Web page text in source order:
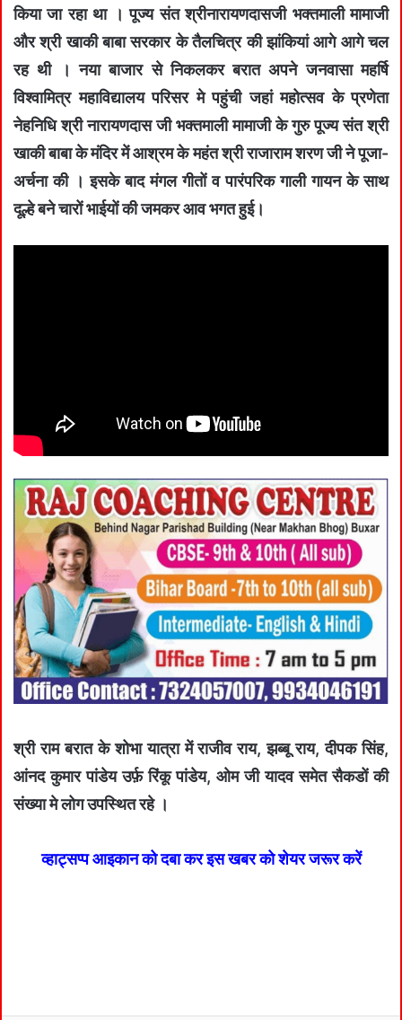
किया जा रहा था । पूज्य संत श्रीनारायणदासजी भक्तमाली मामाजी
और श्री खाकी बाबा सरकार के तैलचित्र की झांकियां आगे आगे चल
रह थी । नया बाजार से निकलकर बरात अपने जनवासा महर्षि
विश्वामित्र महाविद्यालय परिसर मे पहुंची जहां महोत्सव के प्रणेता
नेहनिधि श्री नारायणदास जी भक्तमाली मामाजी के गुरु पूज्य संत श्री
खाकी बाबा के मंदिर में आश्रम के महंत श्री राजाराम शरण जी ने पूजा-
अर्चना की । इसके बाद मंगल गीतों व पारंपरिक गाली गायन के साथ
दूल्हे बने चारों भाईयों की जमकर आव भगत हुई।
श्री राम बरात के शोभा यात्रा में राजीव राय, झब्बू राय, दीपक सिंह,
आंनद कुमार पांडेय उर्फ़ रिंकू पांडेय, ओम जी यादव समेत सैकडों की
संख्या मे लोग उपस्थित रहे ।
व्हाट्सप्प आइकान को दबा कर इस खबर को शेयर जरूर करें